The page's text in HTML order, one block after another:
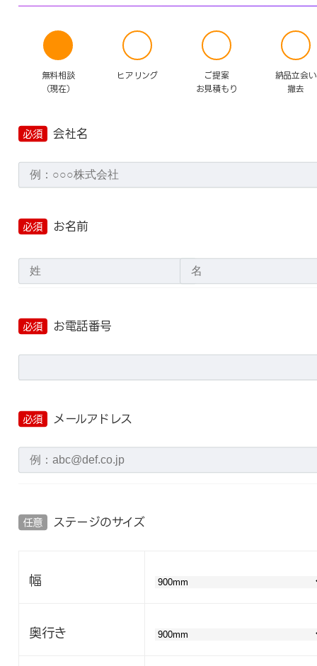
無料相談
（現在）
ヒアリング
ご提案
お見積もり
納品立会い
撤去
必須 会社名
必須 お名前
必須 お電話番号
必須 メールアドレス
任意 ステージのサイズ
幅
奥行き